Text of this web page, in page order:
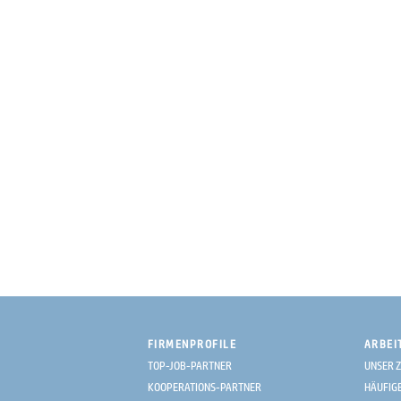
FIRMENPROFILE
TOP-JOB-PARTNER
KOOPERATIONS-PARTNER
UNSER